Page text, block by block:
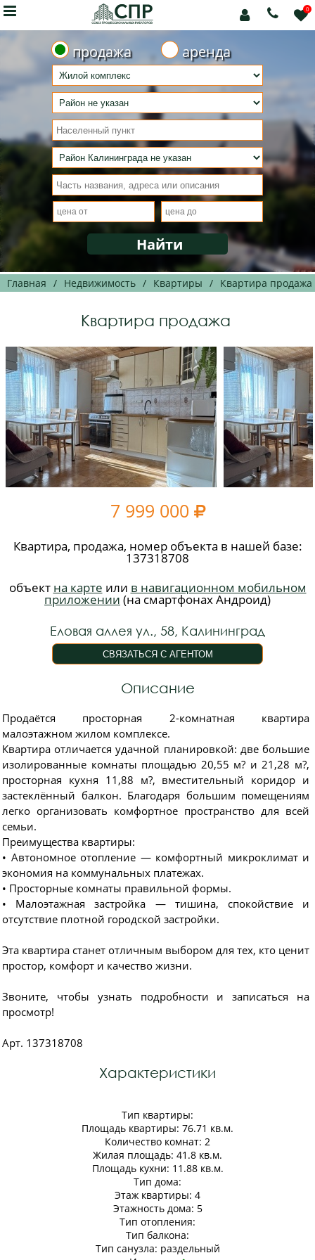
 0


продажа аренда
Главная / Недвижимость / Квартиры / Квартира продажа
Квартира продажа
7 999 000 
Квартира, продажа, номер объекта в нашей базе:
137318708
объект на карте или в навигационном мобильном
приложении (на смартфонах Андроид)
Еловая аллея ул., 58, Калининград
Описание
Продаётся просторная 2-комнатная квартира
малоэтажном жилом комплексе.
Квартира отличается удачной планировкой: две большие
изолированные комнаты площадью 20,55 м? и 21,28 м?,
просторная кухня 11,88 м?, вместительный коридор и
застеклённый балкон. Благодаря большим помещениям
легко организовать комфортное пространство для всей
семьи.
Преимущества квартиры:
• Автономное отопление — комфортный микроклимат и
экономия на коммунальных платежах.
• Просторные комнаты правильной формы.
• Малоэтажная застройка — тишина, спокойствие и
отсутствие плотной городской застройки.
Эта квартира станет отличным выбором для тех, кто ценит
простор, комфорт и качество жизни.
Звоните, чтобы узнать подробности и записаться на
просмотр!
Арт. 137318708
Характеристики
Тип квартиры:
Площадь квартиры: 76.71 кв.м.
Количество комнат: 2
Жилая площадь: 41.8 кв.м.
Площадь кухни: 11.88 кв.м.
Тип дома:
Этаж квартиры: 4
Этажность дома: 5
Тип отопления:
Тип балкона:
Тип санузла: раздельный